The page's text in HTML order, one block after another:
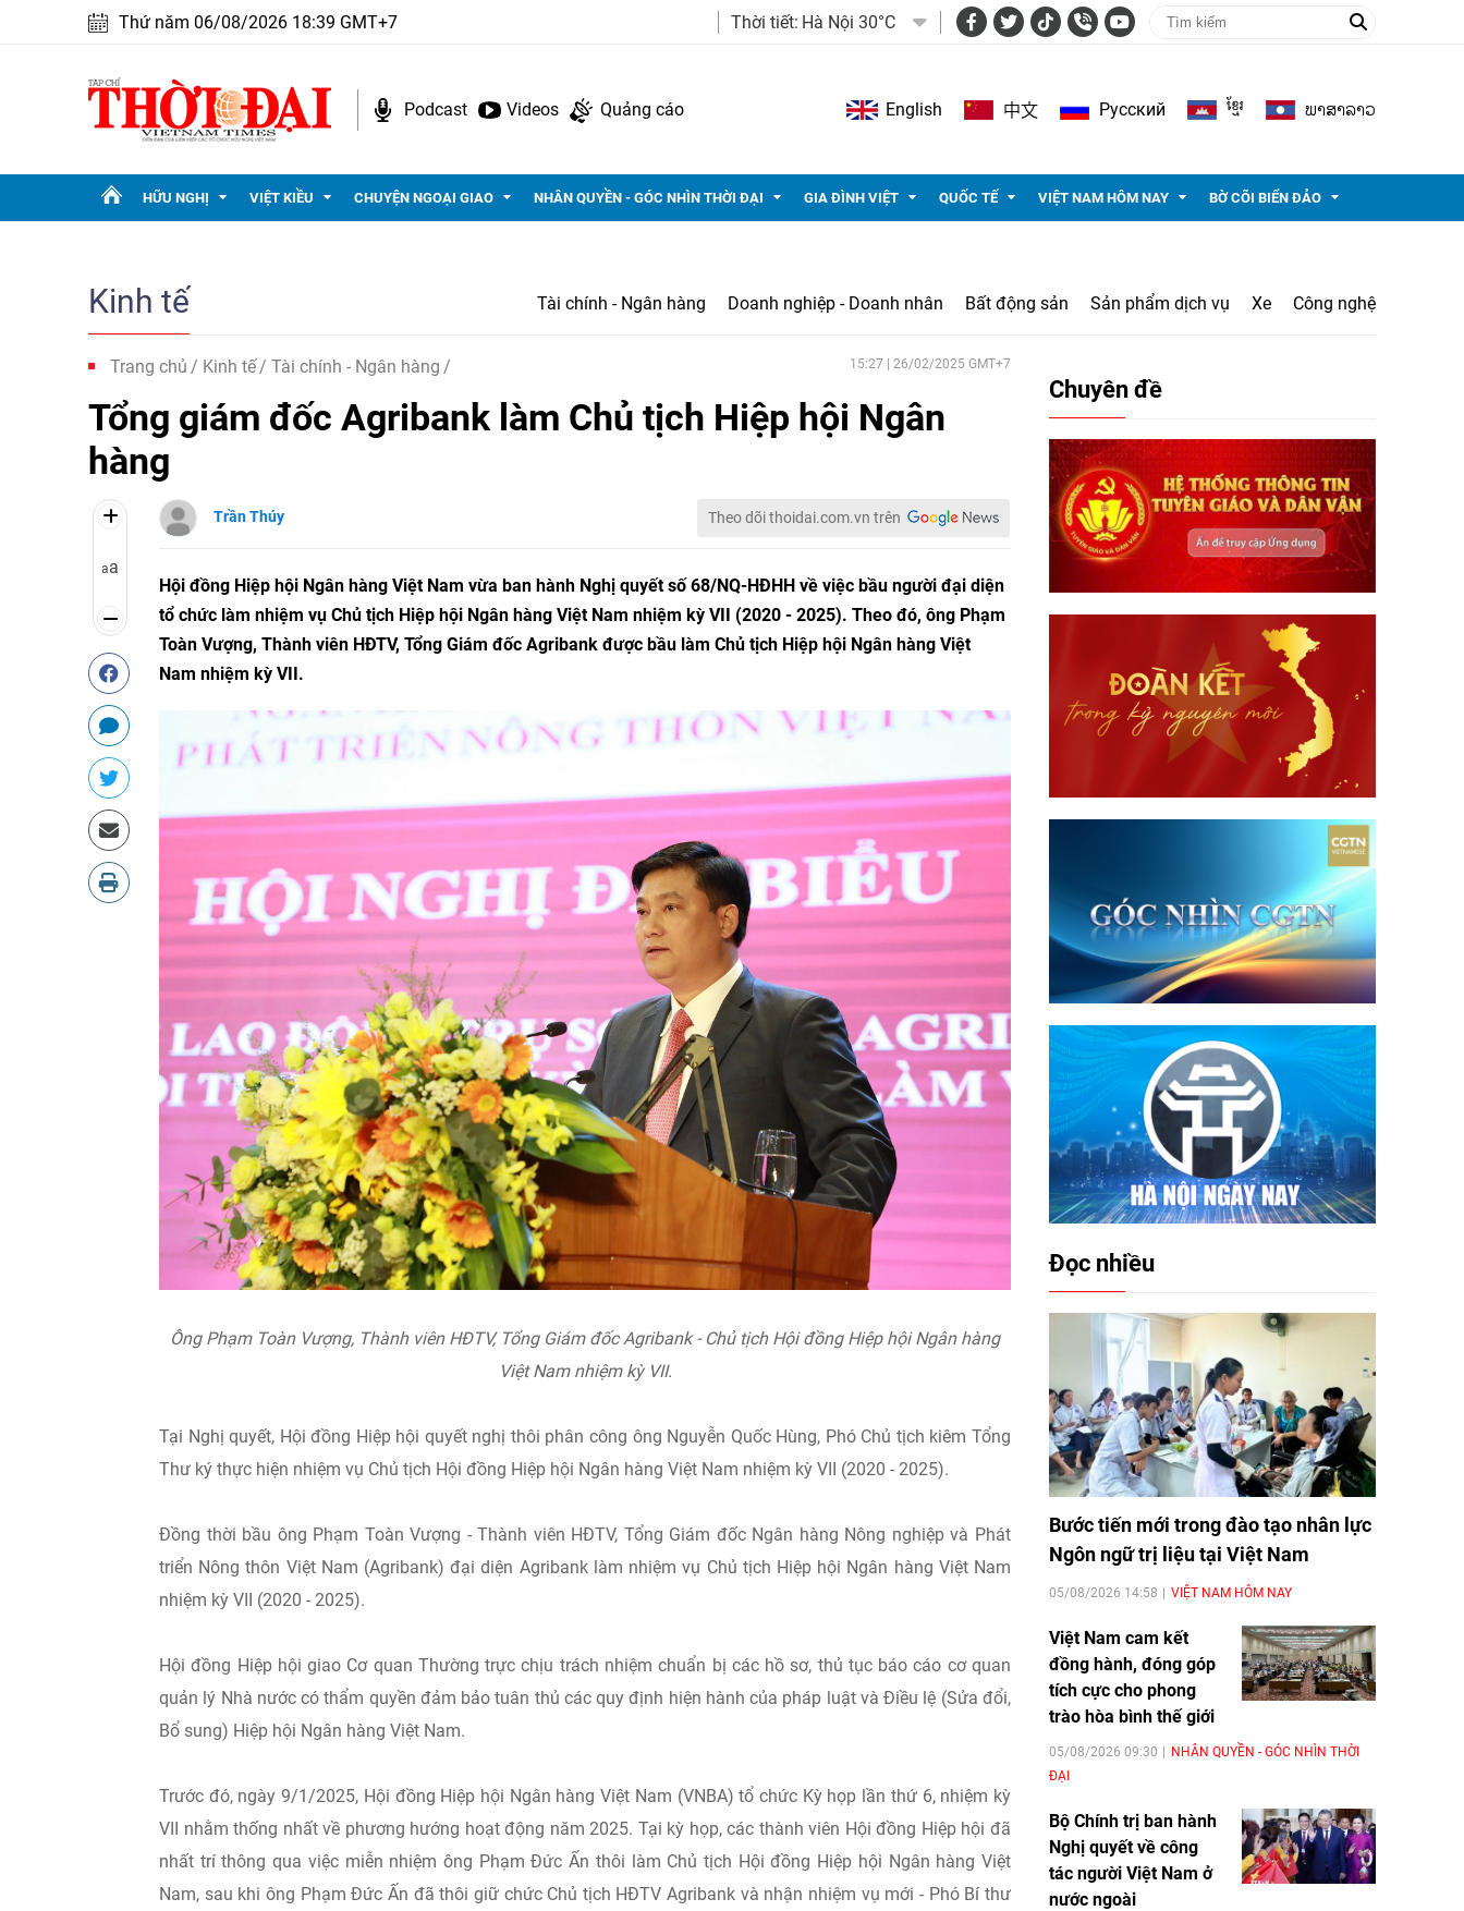
Thứ năm 06/08/2026 18:39 GMT+7 Thời tiết: Hà Nội 30°C
Podcast Videos Quảng cáo English 中文 Pусский ខ្មែរ ພາ​ສາ​ລາວ
HỮU NGHỊ VIỆT KIỀU CHUYỆN NGOẠI GIAO NHÂN QUYỀN - GÓC NHÌN THỜI ĐẠI GIA ĐÌNH VIỆT QUỐC TẾ VIỆT NAM HÔM NAY BỜ CÕI BIỂN ĐẢO
Kinh tế Tài chính - Ngân hàng Doanh nghiệp - Doanh nhân Bất động sản Sản phẩm dịch vụ Xe Công nghệ
Trang chủ Kinh tế Tài chính - Ngân hàng 15:27 | 26/02/2025 GMT+7
Tổng giám đốc Agribank làm Chủ tịch Hiệp hội Ngân
hàng
aa
Trần Thúy Theo dõi thoidai.com.vn trên
Hội đồng Hiệp hội Ngân hàng Việt Nam vừa ban hành Nghị quyết số 68/NQ-HĐHH về việc bầu người đại diện
tổ chức làm nhiệm vụ Chủ tịch Hiệp hội Ngân hàng Việt Nam nhiệm kỳ VII (2020 - 2025). Theo đó, ông Phạm
Toàn Vượng, Thành viên HĐTV, Tổng Giám đốc Agribank được bầu làm Chủ tịch Hiệp hội Ngân hàng Việt
Nam nhiệm kỳ VII.
Ông Phạm Toàn Vượng, Thành viên HĐTV, Tổng Giám đốc Agribank - Chủ tịch Hội đồng Hiệp hội Ngân hàng
Việt Nam nhiệm kỳ VII.
Tại Nghị quyết, Hội đồng Hiệp hội quyết nghị thôi phân công ông Nguyễn Quốc Hùng, Phó Chủ tịch kiêm Tổng
Thư ký thực hiện nhiệm vụ Chủ tịch Hội đồng Hiệp hội Ngân hàng Việt Nam nhiệm kỳ VII (2020 - 2025).
Đồng thời bầu ông Phạm Toàn Vượng - Thành viên HĐTV, Tổng Giám đốc Ngân hàng Nông nghiệp và Phát
triển Nông thôn Việt Nam (Agribank) đại diện Agribank làm nhiệm vụ Chủ tịch Hiệp hội Ngân hàng Việt Nam
nhiệm kỳ VII (2020 - 2025).
Hội đồng Hiệp hội giao Cơ quan Thường trực chịu trách nhiệm chuẩn bị các hồ sơ, thủ tục báo cáo cơ quan
quản lý Nhà nước có thẩm quyền đảm bảo tuân thủ các quy định hiện hành của pháp luật và Điều lệ (Sửa đổi,
Bổ sung) Hiệp hội Ngân hàng Việt Nam.
Trước đó, ngày 9/1/2025, Hội đồng Hiệp hội Ngân hàng Việt Nam (VNBA) tổ chức Kỳ họp lần thứ 6, nhiệm kỳ
VII nhằm thống nhất về phương hướng hoạt động năm 2025. Tại kỳ họp, các thành viên Hội đồng Hiệp hội đã
nhất trí thông qua việc miễn nhiệm ông Phạm Đức Ấn thôi làm Chủ tịch Hội đồng Hiệp hội Ngân hàng Việt
Nam, sau khi ông Phạm Đức Ấn đã thôi giữ chức Chủ tịch HĐTV Agribank và nhận nhiệm vụ mới - Phó Bí thư
Chuyên đề
Đọc nhiều
Bước tiến mới trong đào tạo nhân lực
Ngôn ngữ trị liệu tại Việt Nam
05/08/2026 14:58 VIỆT NAM HÔM NAY
Việt Nam cam kết
đồng hành, đóng góp
tích cực cho phong
trào hòa bình thế giới
05/08/2026 09:30
NHÂN QUYỀN - GÓC NHÌN THỜI
ĐẠI
Bộ Chính trị ban hành
Nghị quyết về công
tác người Việt Nam ở
nước ngoài